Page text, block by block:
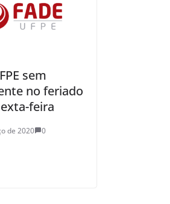
sem
no feriado
feira
de 2020 0